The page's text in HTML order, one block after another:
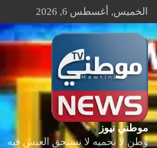
Skip
content
الخميس, أغسطس 6, 2026
موطني نيوز
وطن لا نحميه لا نستحق العيش فيه